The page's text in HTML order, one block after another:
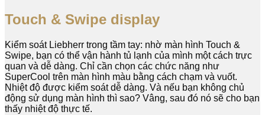
Touch & Swipe display
Kiểm soát Liebherr trong tầm tay: nhờ màn hình Touch &
Swipe, bạn có thể vận hành tủ lạnh của mình một cách trực
quan và dễ dàng. Chỉ cần chọn các chức năng như
SuperCool trên màn hình màu bằng cách chạm và vuốt.
Nhiệt độ được kiểm soát dễ dàng. Và nếu bạn không chủ
động sử dụng màn hình thì sao? Vâng, sau đó nó sẽ cho bạn
thấy nhiệt độ thực tế.